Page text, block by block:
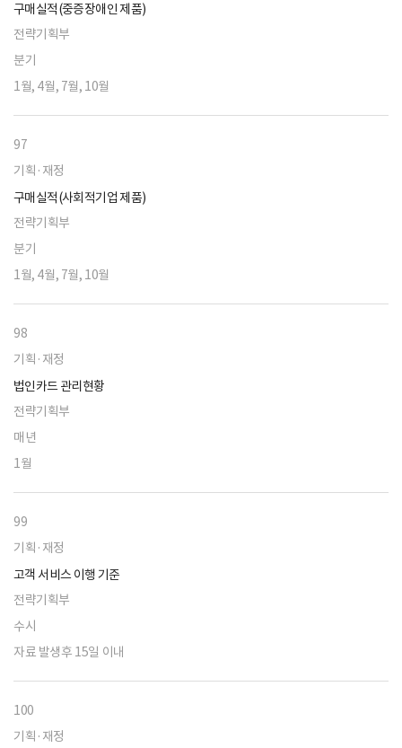
구매실적(중증장애인 제품)
전략기획부
분기
1월, 4월, 7월, 10월
97
기획·재정
구매실적(사회적기업 제품)
전략기획부
분기
1월, 4월, 7월, 10월
98
기획·재정
법인카드 관리현황
전략기획부
매년
1월
99
기획·재정
고객 서비스 이행 기준
전략기획부
수시
자료 발생후 15일 이내
100
기획·재정